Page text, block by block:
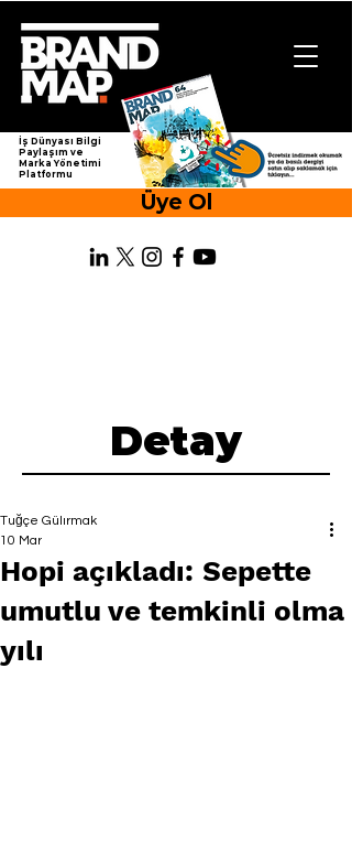
İş Dünyası Bilgi
Paylaşım ve
Marka Yönetimi
Platformu
Üye Ol
Detay
Hopi açıkladı: Sepette
umutlu ve temkinli olma
yılı
Tuğçe Gülırmak
10 Mar